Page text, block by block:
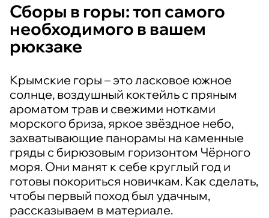
Сборы в горы: топ самого
необходимого в вашем
рюкзаке
Крымские горы – это ласковое южное
солнце, воздушный коктейль с пряным
ароматом трав и свежими нотками
морского бриза, яркое звёздное небо,
захватывающие панорамы на каменные
гряды с бирюзовым горизонтом Чёрного
моря. Они манят к себе круглый год и
готовы покориться новичкам. Как сделать,
чтобы первый поход был удачным,
рассказываем в материале.